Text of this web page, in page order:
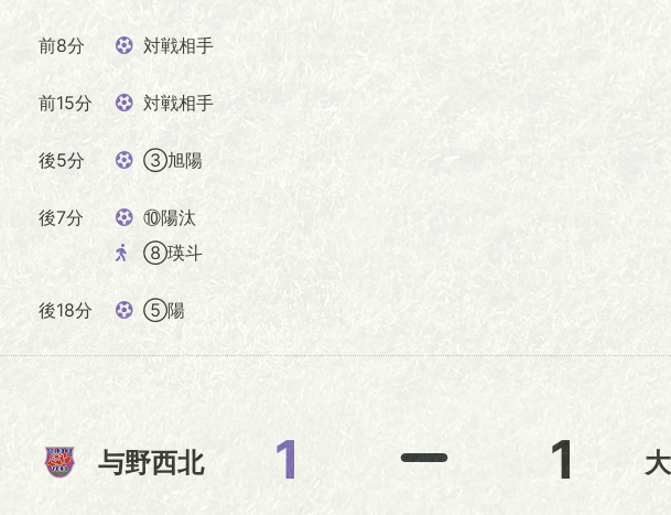
前8分 対戦相手
前15分 対戦相手
後5分 ③旭陽
後7分
⑩陽汰
⑧瑛斗
後18分 ⑤陽
与野西北 1 1